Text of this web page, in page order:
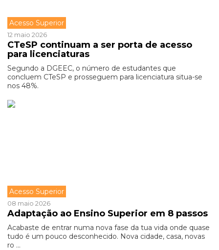
Acesso Superior
12 maio 2026
CTeSP continuam a ser porta de acesso
para licenciaturas
Segundo a DGEEC, o número de estudantes que
concluem CTeSP e prosseguem para licenciatura situa-se
nos 48%.
Acesso Superior
08 maio 2026
Adaptação ao Ensino Superior em 8 passos
Acabaste de entrar numa nova fase da tua vida onde quase
tudo é um pouco desconhecido. Nova cidade, casa, novas
ro ...